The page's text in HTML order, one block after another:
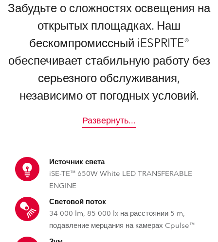
Забудьте о сложностях освещения на
открытых площадках. Наш
бескомпромиссный iESPRITE®
обеспечивает стабильную работу без
серьезного обслуживания,
независимо от погодных условий.
Развернуть...
Источник света
iSE-TE™ 650W White LED TRANSFERABLE
ENGINE
Световой поток
34 000 lm, 85 000 lx на расстоянии 5 m,
подавление мерцания на камерах Cpulse™